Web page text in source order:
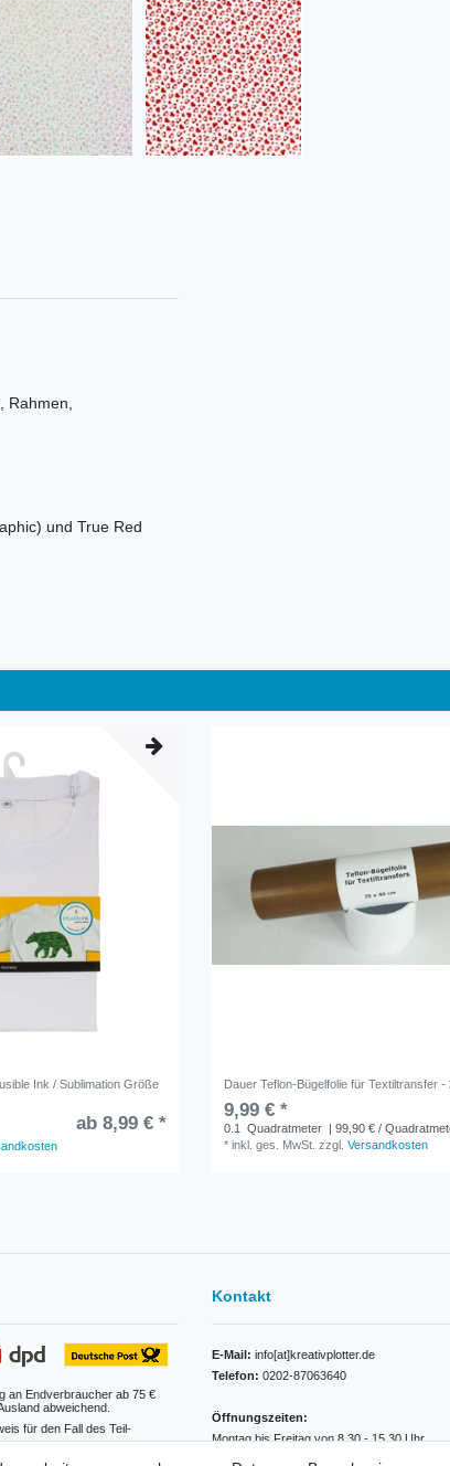
und True Red
Ink / Sublimation Größe
ab 8,99 € *
Dauer Teflon-Bügelfolie für Textiltransfer
9,99 € *
0.1 Quadratmeter
| 99,90 € /
*inkl. ges. MwSt. zzgl.Versandkosten
an Endverbraucher ab 75 €
abweichend.
für den Fall des Teil-
Kontakt
E-Mail: info[at]kreativplotter.de
Telefon: 0202-87063640
Öffnungszeiten:
Montag bis Freitag von 8.30 - 15.30 Uhr